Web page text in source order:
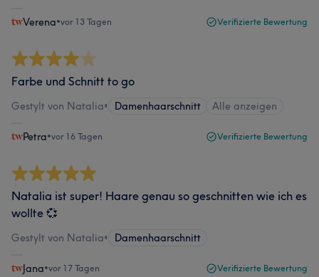
Verena•vor 13 Tagen Verifizierte Bewertung
Farbe und Schnitt to go
Gestylt von Natalia• Damenhaarschnitt Alle anzeigen
Petra•vor 16 Tagen Verifizierte Bewertung
Natalia ist super! Haare genau so geschnitten wie ich es
wollte 💞
Gestylt von Natalia• Damenhaarschnitt
Jana•vor 17 Tagen Verifizierte Bewertung